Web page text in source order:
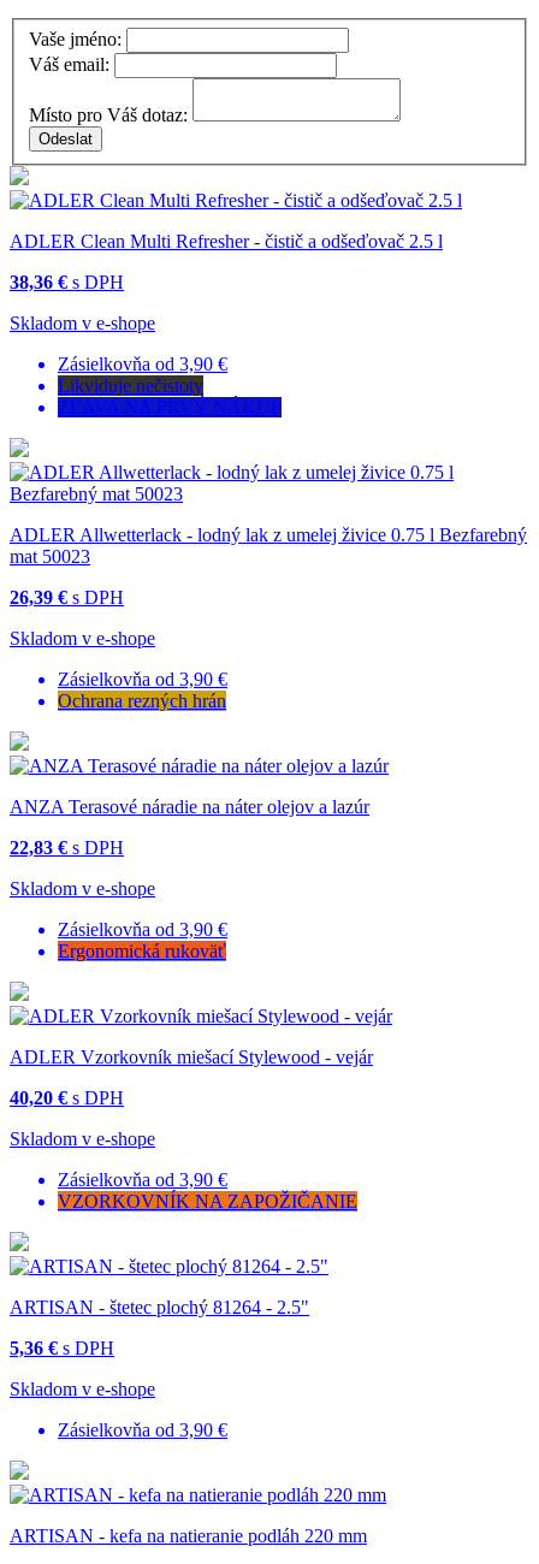
Vaše jméno:
Váš email:
Místo pro Váš dotaz:
ADLER Clean Multi Refresher - čistič a odšeďovač 2.5 l
38,36 € s DPH
Skladom v e-shope
Zásielkovňa od 3,90 €
Likviduje nečistoty
ZĽAVA NA PRVÝ NÁKUP
ADLER Allwetterlack - lodný lak z umelej živice 0.75 l Bezfarebný
mat 50023
26,39 € s DPH
Skladom v e-shope
Zásielkovňa od 3,90 €
Ochrana rezných hrán
ANZA Terasové náradie na náter olejov a lazúr
22,83 € s DPH
Skladom v e-shope
Zásielkovňa od 3,90 €
Ergonomická rukoväť
ADLER Vzorkovník miešací Stylewood - vejár
40,20 € s DPH
Skladom v e-shope
Zásielkovňa od 3,90 €
VZORKOVNÍK NA ZAPOŽIČANIE
ARTISAN - štetec plochý 81264 - 2.5"
5,36 € s DPH
Skladom v e-shope
Zásielkovňa od 3,90 €
ARTISAN - kefa na natieranie podláh 220 mm